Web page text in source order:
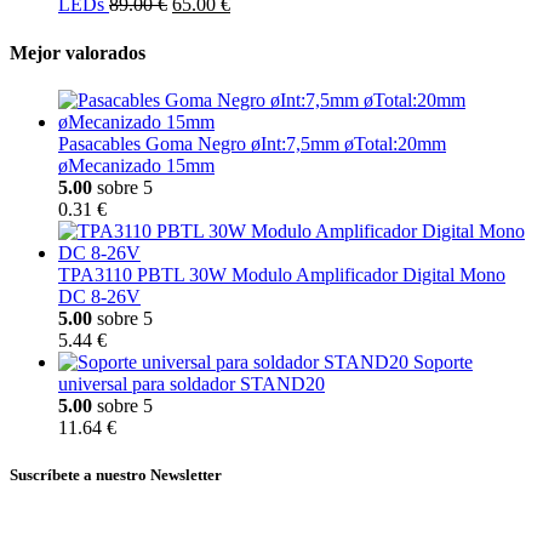
LEDs 89.00 € 65.00 €
Mejor valorados
Pasacables Goma Negro øInt:7,5mm øTotal:20mm
øMecanizado 15mm
5.00 sobre 5
0.31 €
TPA3110 PBTL 30W Modulo Amplificador Digital Mono
DC 8-26V
5.00 sobre 5
5.44 €
Soporte
universal para soldador STAND20
5.00 sobre 5
11.64 €
Suscríbete a nuestro Newsletter